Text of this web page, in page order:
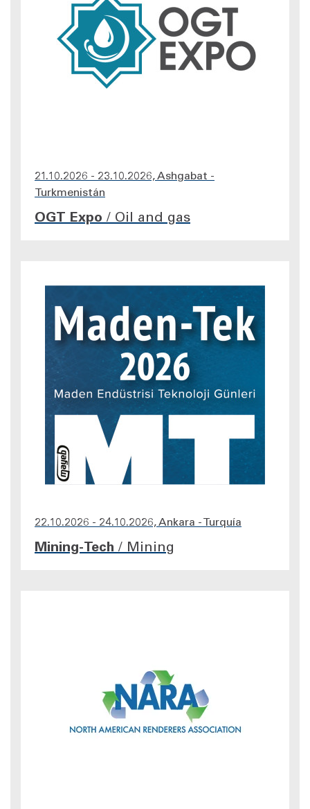
21.10.2026 - 23.10.2026, Ashgabat -
Turkmenistán
OGT Expo / Oil and gas
22.10.2026 - 24.10.2026, Ankara - Turquía
Mining-Tech / Mining